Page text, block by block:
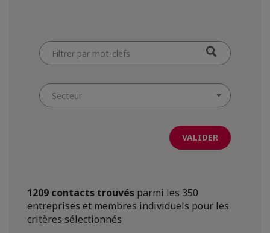
Filtrer
par
mot-
Secteur
1209 contacts trouvés parmi les 350
entreprises et membres individuels pour les
critères sélectionnés